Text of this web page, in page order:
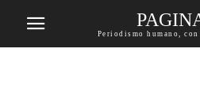
Periodismo humano,